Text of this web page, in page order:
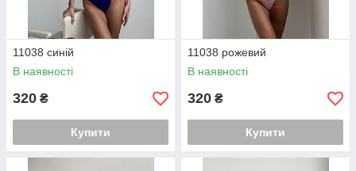
11038 синій
В наявності
320 ₴
Купити
11038 рожевий
В наявності
320 ₴
Купити